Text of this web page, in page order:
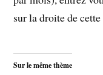
sur la droite de cette
Sur le même thème